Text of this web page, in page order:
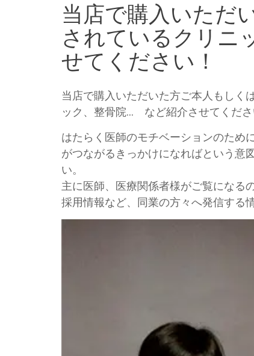
当店で購入いただ
されているクリニ
せてください！
当店で購入いただいた方ご本人もしく
ック、整骨院… など紹介させてくださ
はたらく医師のモチベーションのため
がつながるきっかけになればという意
い。
主に医師、医療関係者様がご覧になる
採用情報など、同業の方々へ発信する